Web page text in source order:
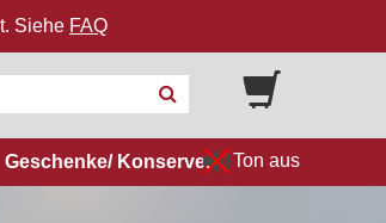
Siehe FAQ
Geschenke/ Konserven Ton aus